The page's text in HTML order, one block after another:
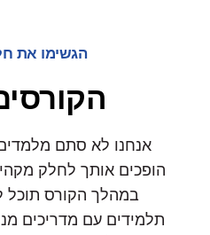
הגשימו את
אנחנו לא סתם
הופכים אותך לחלק
במהלך הקורס תוכל
תלמידים עם מדריכים